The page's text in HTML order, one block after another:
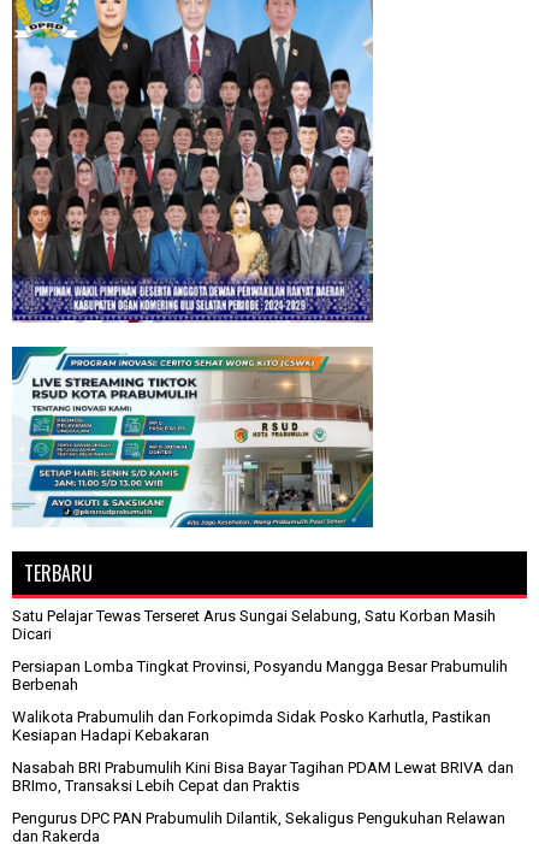
TERBARU
Satu Pelajar Tewas Terseret Arus Sungai Selabung, Satu Korban Masih
Dicari
Persiapan Lomba Tingkat Provinsi, Posyandu Mangga Besar Prabumulih
Berbenah
Walikota Prabumulih dan Forkopimda Sidak Posko Karhutla, Pastikan
Kesiapan Hadapi Kebakaran
Nasabah BRI Prabumulih Kini Bisa Bayar Tagihan PDAM Lewat BRIVA dan
BRImo, Transaksi Lebih Cepat dan Praktis
Pengurus DPC PAN Prabumulih Dilantik, Sekaligus Pengukuhan Relawan
dan Rakerda